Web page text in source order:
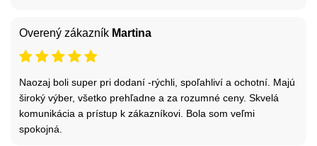
Overený zákazník Martina
Naozaj boli super pri dodaní -rýchli, spoľahliví a ochotní. Majú
široký výber, všetko prehľadne a za rozumné ceny. Skvelá
komunikácia a prístup k zákazníkovi. Bola som veľmi
spokojná.